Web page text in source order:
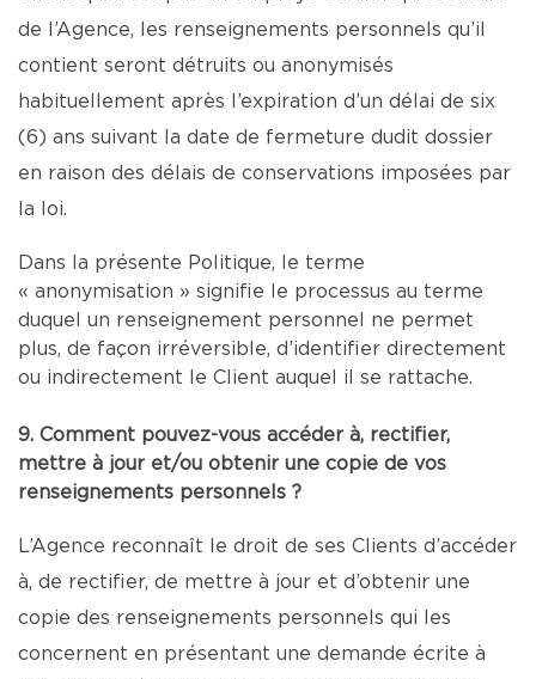
de l’Agence, les renseignements personnels qu’il
contient seront détruits ou anonymisés
habituellement après l’expiration d’un délai de six
(6) ans suivant la date de fermeture dudit dossier
en raison des délais de conservations imposées par
la loi.
Dans la présente Politique, le terme
« anonymisation » signifie le processus au terme
duquel un renseignement personnel ne permet
plus, de façon irréversible, d’identifier directement
ou indirectement le Client auquel il se rattache.
9. Comment pouvez-vous accéder à, rectifier,
mettre à jour et/ou obtenir une copie de vos
renseignements personnels ?
L’Agence reconnaît le droit de ses Clients d’accéder
à, de rectifier, de mettre à jour et d’obtenir une
copie des renseignements personnels qui les
concernent en présentant une demande écrite à